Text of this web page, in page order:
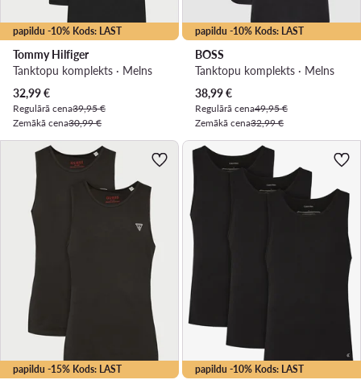
papildu -10% Kods: LAST
Tommy Hilfiger
Tanktopu komplekts · Melns
Pašreizējā cena
32,99€
Regulārā cena39,95 €
Zemākā cena30,99 €
papildu -10% Kods: LAST
BOSS
Tanktopu komplekts · Melns
Pašreizējā cena
38,99€
Regulārā cena49,95 €
Zemākā cena32,99 €
papildu -15% Kods: LAST papildu -10% Kods: LAST